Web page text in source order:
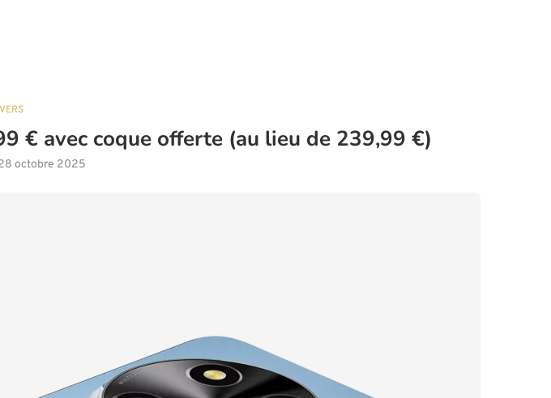
€ avec coque offerte (au lieu de 239,99 €)
octobre 2025